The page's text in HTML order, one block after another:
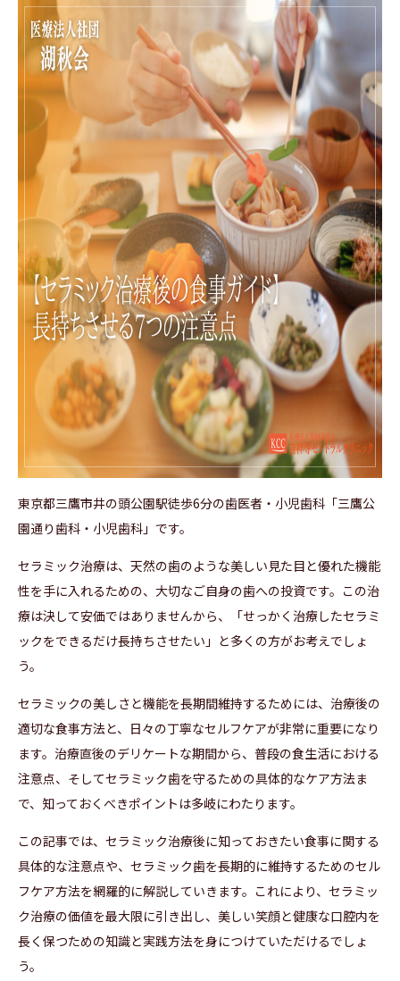
東京都三鷹市井の頭公園駅徒歩6分の歯医者・小児歯科「三鷹公
園通り歯科・小児歯科」です。
セラミック治療は、天然の歯のような美しい見た目と優れた機能
性を手に入れるための、大切なご自身の歯への投資です。この治
療は決して安価ではありませんから、「せっかく治療したセラミ
ックをできるだけ長持ちさせたい」と多くの方がお考えでしょ
う。
セラミックの美しさと機能を長期間維持するためには、治療後の
適切な食事方法と、日々の丁寧なセルフケアが非常に重要になり
ます。治療直後のデリケートな期間から、普段の食生活における
注意点、そしてセラミック歯を守るための具体的なケア方法ま
で、知っておくべきポイントは多岐にわたります。
この記事では、セラミック治療後に知っておきたい食事に関する
具体的な注意点や、セラミック歯を長期的に維持するためのセル
フケア方法を網羅的に解説していきます。これにより、セラミッ
ク治療の価値を最大限に引き出し、美しい笑顔と健康な口腔内を
長く保つための知識と実践方法を身につけていただけるでしょ
う。